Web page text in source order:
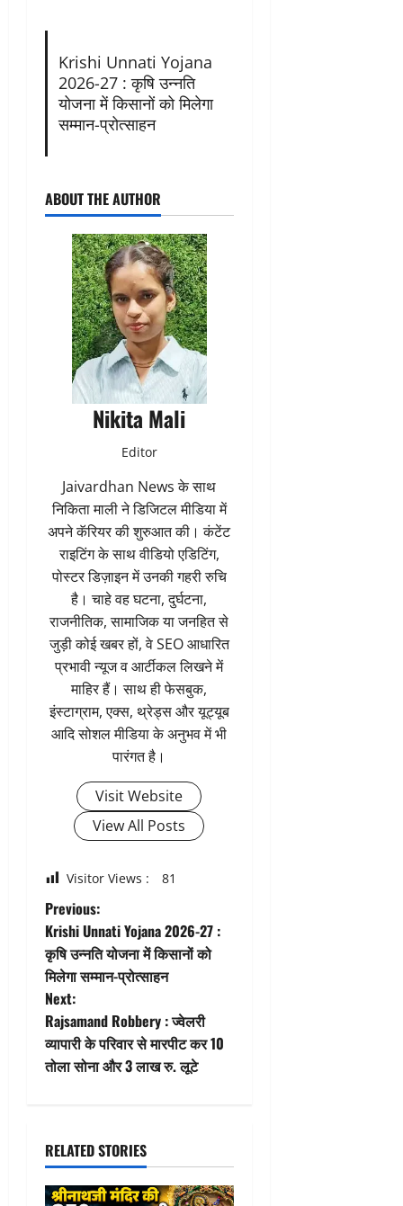
Krishi Unnati Yojana
2026-27 : कृषि उन्नति
योजना में किसानों को मिलेगा
सम्मान-प्रोत्साहन
ABOUT THE AUTHOR
Nikita Mali
Editor
Jaivardhan News के साथ
निकिता माली ने डिजिटल मीडिया में
अपने कॅरियर की शुरुआत की। कंटेंट
राइटिंग के साथ वीडियो एडिटिंग,
पोस्टर डिज़ाइन में उनकी गहरी रुचि
है। चाहे वह घटना, दुर्घटना,
राजनीतिक, सामाजिक या जनहित से
जुड़ी कोई खबर हों, वे SEO आधारित
प्रभावी न्यूज व आर्टीकल लिखने में
माहिर हैं। साथ ही फेसबुक,
इंस्टाग्राम, एक्स, थ्रेड्स और यूट्यूब
आदि सोशल मीडिया के अनुभव में भी
पारंगत है।
Visit Website
View All Posts
Visitor Views : 81
P
o
s
t
n
v
i
Previous:
Krishi Unnati Yojana 2026-27 :
कृषि उन्नति योजना में किसानों को
मिलेगा सम्मान-प्रोत्साहन
Next:
Rajsamand Robbery : ज्वेलरी
व्यापारी के परिवार से मारपीट कर 10
तोला सोना और 3 लाख रु. लूटे
RELATED STORIES